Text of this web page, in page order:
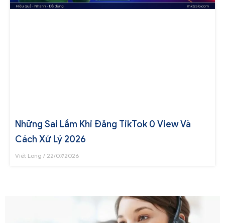
Những Sai Lầm Khi Đăng TikTok 0 View Và
Cách Xử Lý 2026
Viết Long 22/07/2026